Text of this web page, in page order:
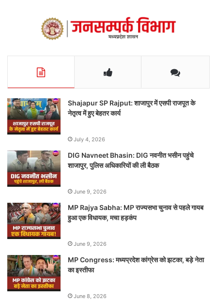
Shajapur SP Rajput: शाजापुर में एसपी राजपूत के
नेतृत्व में हुए बेहतर कार्य
July 4, 2026
DIG Navneet Bhasin: DIG नवनीत भसीन पहुंचे
शाजापुर, पुलिस अधिकारियों की ली बैठक
June 9, 2026
MP Rajya Sabha: MP राज्यसभा चुनाव से पहले गायब
हुआ एक विधायक, मचा हड़कंप
June 9, 2026
MP Congress: मध्यप्रदेश कांग्रेस को झटका, बड़े नेता
का इस्तीफा
June 8, 2026